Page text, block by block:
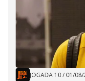
JOGADA 10/ 01/